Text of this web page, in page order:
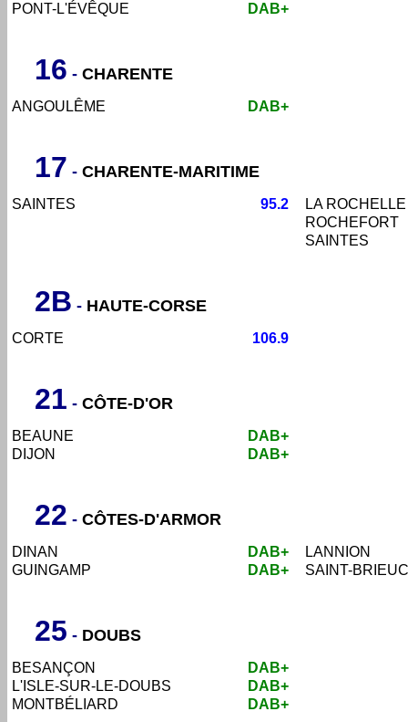
PONT-L'ÉVÊQUE
DAB+
16 - CHARENTE
ANGOULÊME DAB+
17 - CHARENTE-MARITIME
SAINTES 95.2
LA ROCHELLE
ROCHEFORT
SAINTES
2B - HAUTE-CORSE
CORTE 106.9
21 - CÔTE-D'OR
BEAUNE
DAB+
DIJON
DAB+
22 - CÔTES-D'ARMOR
DINAN DAB+
LANNION
GUINGAMP
DAB+ SAINT-BRIEUC
25 - DOUBS
BESANÇON
DAB+
L'ISLE-SUR-LE-DOUBS
DAB+
MONTBÉLIARD
DAB+